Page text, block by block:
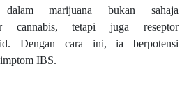
dalam marijuana bukan sahaja
cannabis, tetapi juga reseptor
Dengan cara ini, ia berpotensi
IBS.